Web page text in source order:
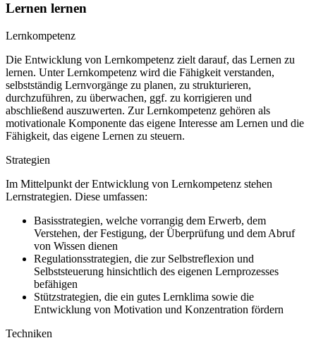
Lernen lernen
Lernkompetenz
Die Entwicklung von Lernkompetenz zielt darauf, das Lernen zu
lernen. Unter Lernkompetenz wird die Fähigkeit verstanden,
selbstständig Lernvorgänge zu planen, zu strukturieren,
durchzuführen, zu überwachen, ggf. zu korrigieren und
abschließend auszuwerten. Zur Lernkompetenz gehören als
motivationale Komponente das eigene Interesse am Lernen und die
Fähigkeit, das eigene Lernen zu steuern.
Strategien
Im Mittelpunkt der Entwicklung von Lernkompetenz stehen
Lernstrategien. Diese umfassen:
Basisstrategien, welche vorrangig dem Erwerb, dem
Verstehen, der Festigung, der Überprüfung und dem Abruf
von Wissen dienen
Regulationsstrategien, die zur Selbstreflexion und
Selbststeuerung hinsichtlich des eigenen Lernprozesses
befähigen
Stützstrategien, die ein gutes Lernklima sowie die
Entwicklung von Motivation und Konzentration fördern
Techniken